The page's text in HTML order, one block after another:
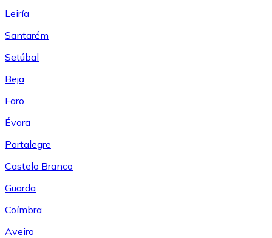
Leiría
Santarém
Setúbal
Beja
Faro
Évora
Portalegre
Castelo Branco
Guarda
Coímbra
Aveiro